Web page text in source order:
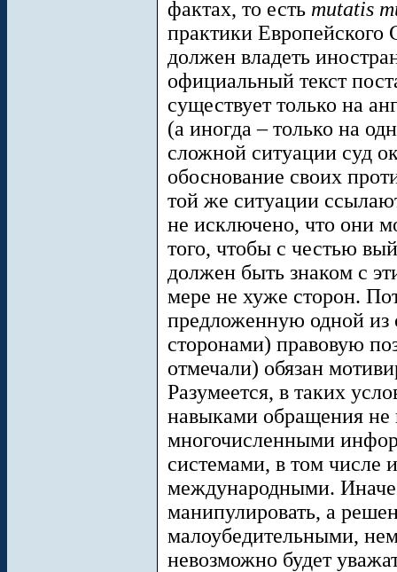
фактах, то есть mutatis
практики Европейского
должен владеть
официальный текст
существует только на
(а иногда – только на
сложной ситуации суд
обоснование своих
той же ситуации
не исключено, что они
того, чтобы с честью
должен быть знаком с
мере не хуже сторон.
предложенную одной из
сторонами) правовую
отмечали) обязан
Разумеется, в таких
навыками обращения не
многочисленными
системами, в том числе
международными.
манипулировать, а
малоубедительными,
невозможно будет